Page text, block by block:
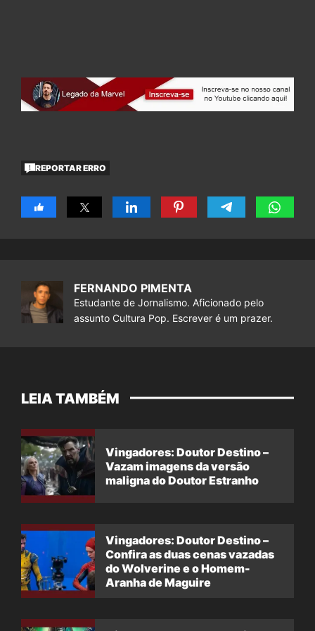
REPORTAR ERRO
FERNANDO PIMENTA
Estudante de Jornalismo. Aficionado pelo
assunto Cultura Pop. Escrever é um prazer.
LEIA TAMBÉM
Vingadores: Doutor Destino –
Vazam imagens da versão
maligna do Doutor Estranho
Vingadores: Doutor Destino –
Confira as duas cenas vazadas
do Wolverine e o Homem-
Aranha de Maguire